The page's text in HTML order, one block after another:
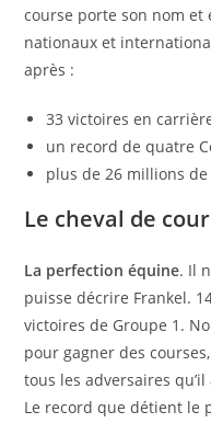
course porte son nom et
nationaux et
après :
33 victoires en
un record de quatre
plus de 26 millions
Le cheval de
La perfection équine. Il
puisse décrire Frankel.
victoires de Groupe 1.
pour gagner des
tous les adversaires
Le record que détient le